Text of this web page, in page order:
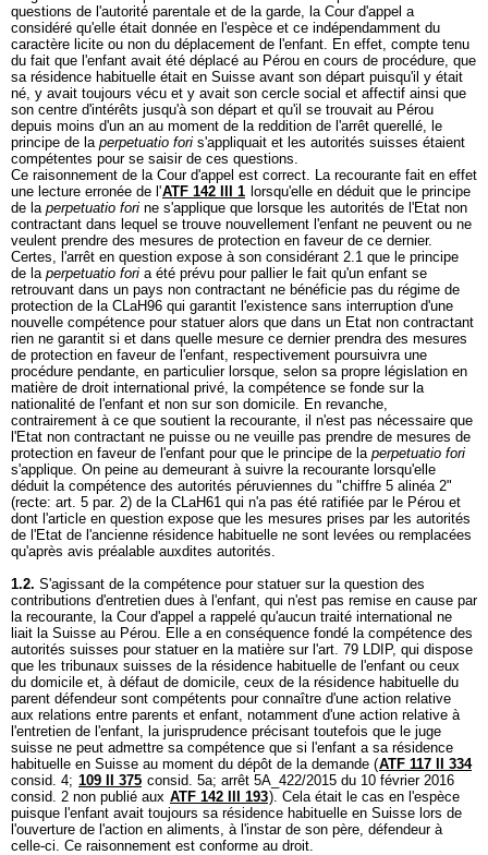
questions de l'autorité parentale et de la garde, la Cour d'appel a
considéré qu'elle était donnée en l'espèce et ce indépendamment du
caractère licite ou non du déplacement de l'enfant. En effet, compte tenu
du fait que l'enfant avait été déplacé au Pérou en cours de procédure, que
sa résidence habituelle était en Suisse avant son départ puisqu'il y était
né, y avait toujours vécu et y avait son cercle social et affectif ainsi que
son centre d'intérêts jusqu'à son départ et qu'il se trouvait au Pérou
depuis moins d'un an au moment de la reddition de l'arrêt querellé, le
principe de la perpetuatio fori s'appliquait et les autorités suisses étaient
compétentes pour se saisir de ces questions.
Ce raisonnement de la Cour d'appel est correct. La recourante fait en effet
une lecture erronée de l'ATF 142 III 1 lorsqu'elle en déduit que le principe
de la perpetuatio fori ne s'applique que lorsque les autorités de l'Etat non
contractant dans lequel se trouve nouvellement l'enfant ne peuvent ou ne
veulent prendre des mesures de protection en faveur de ce dernier.
Certes, l'arrêt en question expose à son considérant 2.1 que le principe
de la perpetuatio fori a été prévu pour pallier le fait qu'un enfant se
retrouvant dans un pays non contractant ne bénéficie pas du régime de
protection de la CLaH96 qui garantit l'existence sans interruption d'une
nouvelle compétence pour statuer alors que dans un Etat non contractant
rien ne garantit si et dans quelle mesure ce dernier prendra des mesures
de protection en faveur de l'enfant, respectivement poursuivra une
procédure pendante, en particulier lorsque, selon sa propre législation en
matière de droit international privé, la compétence se fonde sur la
nationalité de l'enfant et non sur son domicile. En revanche,
contrairement à ce que soutient la recourante, il n'est pas nécessaire que
l'Etat non contractant ne puisse ou ne veuille pas prendre de mesures de
protection en faveur de l'enfant pour que le principe de la perpetuatio fori
s'applique. On peine au demeurant à suivre la recourante lorsqu'elle
déduit la compétence des autorités péruviennes du "chiffre 5 alinéa 2"
(recte: art. 5 par. 2) de la CLaH61 qui n'a pas été ratifiée par le Pérou et
dont l'article en question expose que les mesures prises par les autorités
de l'Etat de l'ancienne résidence habituelle ne sont levées ou remplacées
qu'après avis préalable auxdites autorités.
1.2. S'agissant de la compétence pour statuer sur la question des
contributions d'entretien dues à l'enfant, qui n'est pas remise en cause par
la recourante, la Cour d'appel a rappelé qu'aucun traité international ne
liait la Suisse au Pérou. Elle a en conséquence fondé la compétence des
autorités suisses pour statuer en la matière sur l'art. 79 LDIP, qui dispose
que les tribunaux suisses de la résidence habituelle de l'enfant ou ceux
du domicile et, à défaut de domicile, ceux de la résidence habituelle du
parent défendeur sont compétents pour connaître d'une action relative
aux relations entre parents et enfant, notamment d'une action relative à
l'entretien de l'enfant, la jurisprudence précisant toutefois que le juge
suisse ne peut admettre sa compétence que si l'enfant a sa résidence
habituelle en Suisse au moment du dépôt de la demande (ATF 117 II 334
consid. 4; 109 II 375 consid. 5a; arrêt 5A_422/2015 du 10 février 2016
consid. 2 non publié aux ATF 142 III 193). Cela était le cas en l'espèce
puisque l'enfant avait toujours sa résidence habituelle en Suisse lors de
l'ouverture de l'action en aliments, à l'instar de son père, défendeur à
celle-ci. Ce raisonnement est conforme au droit.